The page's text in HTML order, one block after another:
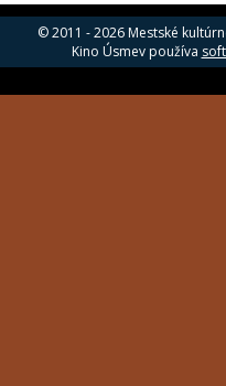
© 2011 - 2026 Mestské
Kino Úsmev používa